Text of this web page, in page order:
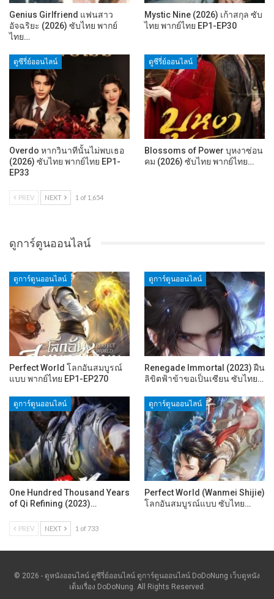
Genius Girlfriend แฟนสาว
อัจฉริยะ (2026) ซับไทย พากย์
ไทย…
Mystic Nine (2026) เก้าสกุล ซับ
ไทย พากย์ไทย EP1-EP30
ดูซีรี่ย์ออนไลน์
Overdo หากวินาทีนั้นไม่พบเธอ
(2026) ซับไทย พากย์ไทย EP1-
EP33
ดูซีรี่ย์ออนไลน์
Blossoms of Power บุหงาซ่อน
คม (2026) ซับไทย พากย์ไทย…
PREV NEXT 1 of 1,654
ดูการ์ตูนออนไลน์
ดูการ์ตูนออนไลน์
Perfect World โลกอันสมบูรณ์
แบบ พากย์ไทย EP1-EP270
ดูการ์ตูนออนไลน์
Renegade Immortal (2023) ฝืน
ลิขิตฟ้าข้าขอเป็นเซียน ซับไทย…
ดูการ์ตูนออนไลน์
One Hundred Thousand Years
of Qi Refining (2023)…
ดูการ์ตูนออนไลน์
Perfect World (Wanmei Shijie)
โลกอันสมบูรณ์แบบ ซับไทย…
PREV NEXT 1 of 733
© 2026 - ดูหนังออนไลน์ ดูซีรี่ย์ออนไลน์ ดูการ์ตูนออนไลน์ DoDoNung เว็บดูหนัง
เต็มเรื่อง DoDoNung. All Rights Reserved.